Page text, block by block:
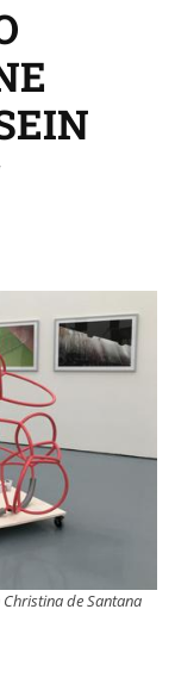
P
de Santana